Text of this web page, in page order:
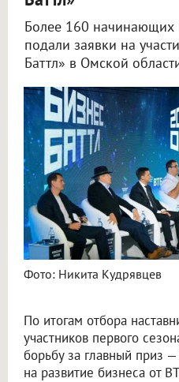
Более 160 начинающих
подали заявки на
Баттл» в Омской
Фото: Никита Кудрявцев
По итогам отбора
участников первого
борьбу за главный приз
на развитие бизнеса от